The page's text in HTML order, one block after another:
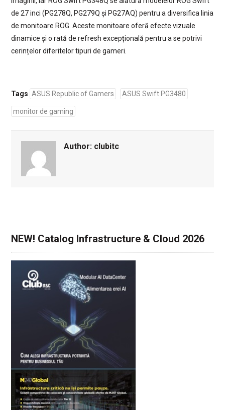
de 27 inci (PG278Q, PG279Q și PG27AQ) pentru a diversifica linia
de monitoare ROG. Aceste monitoare oferă efecte vizuale
dinamice și o rată de refresh excepțională pentru a se potrivi
cerințelor diferitelor tipuri de gameri.
Tags ASUS Republic of Gamers ASUS Swift PG3480
monitor de gaming
Author: clubitc
NEW! Catalog Infrastructure & Cloud 2026